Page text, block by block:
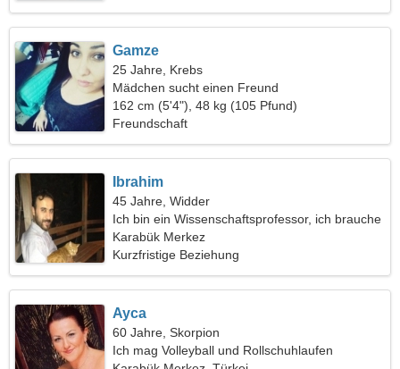
Gamze
25 Jahre, Krebs
Mädchen sucht einen Freund
162 cm (5'4"), 48 kg (105 Pfund)
Freundschaft
Ibrahim
45 Jahre, Widder
Ich bin ein Wissenschaftsprofessor, ich brauche
eine fähige Frau
Karabük Merkez
Kurzfristige Beziehung
Ayca
60 Jahre, Skorpion
Ich mag Volleyball und Rollschuhlaufen